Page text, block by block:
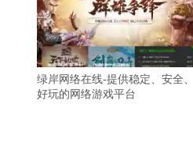
绿岸网络在线-提供稳定、安全、
好玩的网络游戏平台